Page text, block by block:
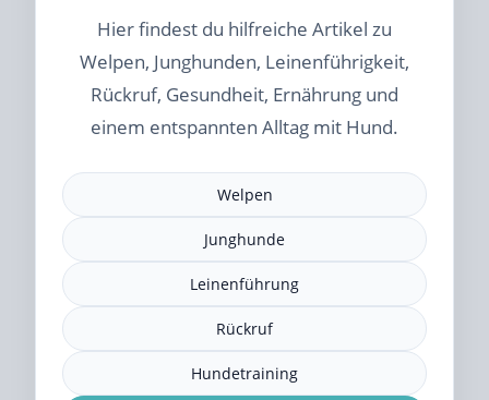
Hier findest du hilfreiche Artikel zu
Welpen, Junghunden, Leinenführigkeit,
Rückruf, Gesundheit, Ernährung und
einem entspannten Alltag mit Hund.
Welpen
Junghunde
Leinenführung
Rückruf
Hundetraining